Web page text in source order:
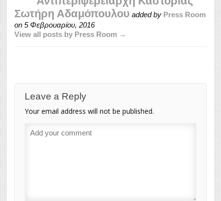
Σωτήρη Αδαμόπουλου added by Press Room
on 5 Φεβρουαρίου, 2016
View all posts by Press Room →
Leave a Reply
Your email address will not be published.